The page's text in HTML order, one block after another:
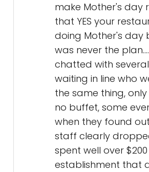
make Mother's day
that YES your
doing Mother's day
was never the
chatted with
waiting in line who
the same thing,
no buffet, some
when they found
staff clearly
spent well over
establishment that